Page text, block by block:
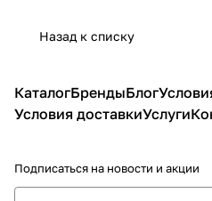
Назад к списку
КаталогБрендыБлог
Условия доставкиУслуги
Подписаться на новости и акции